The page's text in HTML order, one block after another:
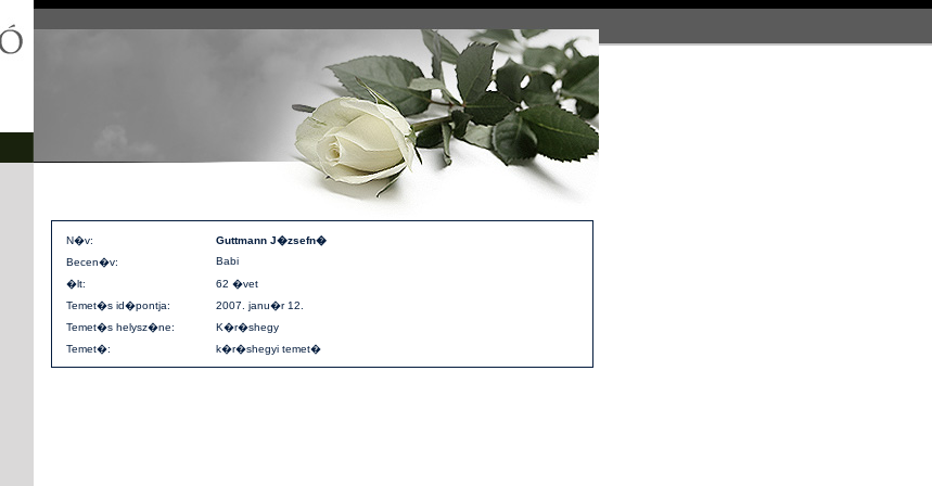
N�v:
Guttmann J�zsefn�
Becen�v:
Babi
�lt:
62 �vet
Temet�s id�pontja:
2007. janu�r 12.
Temet�s helysz�ne:
K�r�shegy
Temet�:
k�r�shegyi temet�